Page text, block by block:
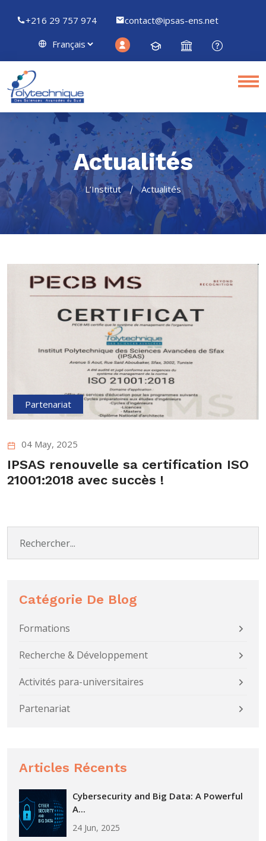
+216 29 757 974 contact@ipsas-ens.net
Actualités
L’Institut Actualités
Partenariat
04 May, 2025
IPSAS renouvelle sa certification ISO
21001:2018 avec succès !
Catégorie De Blog
Formations
Recherche & Développement
Activités para-universitaires
Partenariat
Articles Récents
Cybersecurity and Big Data: A Powerful
A...
24 Jun, 2025